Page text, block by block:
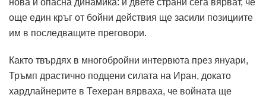
нова и опасна динамика: и двете страни сега вярват, че
още един кръг от бойни действия ще засили позициите
им в последващите преговори.
Както твърдях в многобройни интервюта през януари,
Тръмп драстично подцени силата на Иран, докато
хардлайнерите в Техеран вярваха, че войната ще